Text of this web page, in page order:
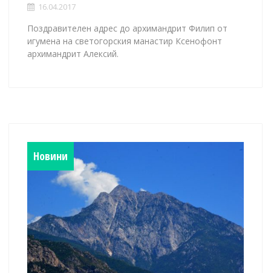
16.04.2017
Поздравителен адрес до архимандрит Филип от
игумена на светогорския манастир Ксенофонт
архимандрит Алексий.
Новини